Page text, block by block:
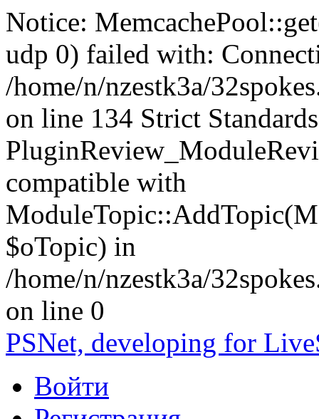
Notice:
udp 0) failed with:
/home/n/nzestk3a/
on line 134 Strict
compatible with
$oTopic) in
/home/n/nzestk3a/
on line 0
PSNet, developing for
Войти